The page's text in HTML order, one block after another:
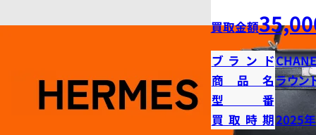
買取金額
ブランド
商品名ラウン
型番
買取時期2025